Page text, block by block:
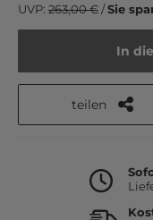
UVP: 263,00 €/Sie
In
teilen